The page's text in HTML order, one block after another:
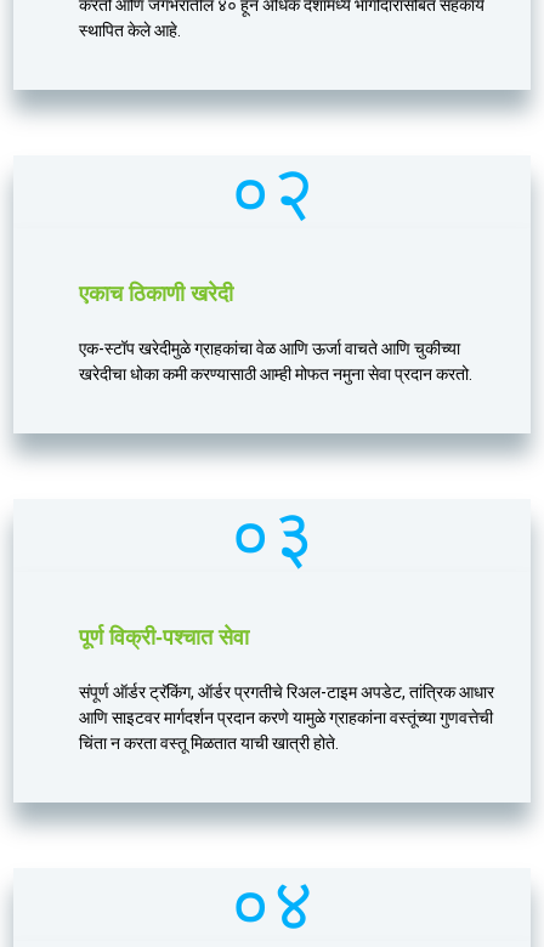
करतो आणि जगभरातील ४० हून अधिक देशांमध्ये भागीदारांसोबत सहकार्य
स्थापित केले आहे.
०२
एकाच ठिकाणी खरेदी
एक-स्टॉप खरेदीमुळे ग्राहकांचा वेळ आणि ऊर्जा वाचते आणि चुकीच्या
खरेदीचा धोका कमी करण्यासाठी आम्ही मोफत नमुना सेवा प्रदान करतो.
०३
पूर्ण विक्री-पश्चात सेवा
संपूर्ण ऑर्डर ट्रॅकिंग, ऑर्डर प्रगतीचे रिअल-टाइम अपडेट, तांत्रिक आधार
आणि साइटवर मार्गदर्शन प्रदान करणे यामुळे ग्राहकांना वस्तूंच्या गुणवत्तेची
चिंता न करता वस्तू मिळतात याची खात्री होते.
०४